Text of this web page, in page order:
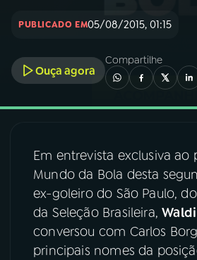
INÍCIO
A RÁDIO
03PROGRAMAÇÃO
04 PROGRAMAS
PODCASTS
06VIDEOCASTS
PUBLICADO EM05/08/2015, 01:15
Ouça agora
Compartilhe
Em entrevista exclusiva ao
Mundo da Bola desta
ex-goleiro do São Paulo,
da Seleção Brasileira,
conversou com Carlos
principais nomes da